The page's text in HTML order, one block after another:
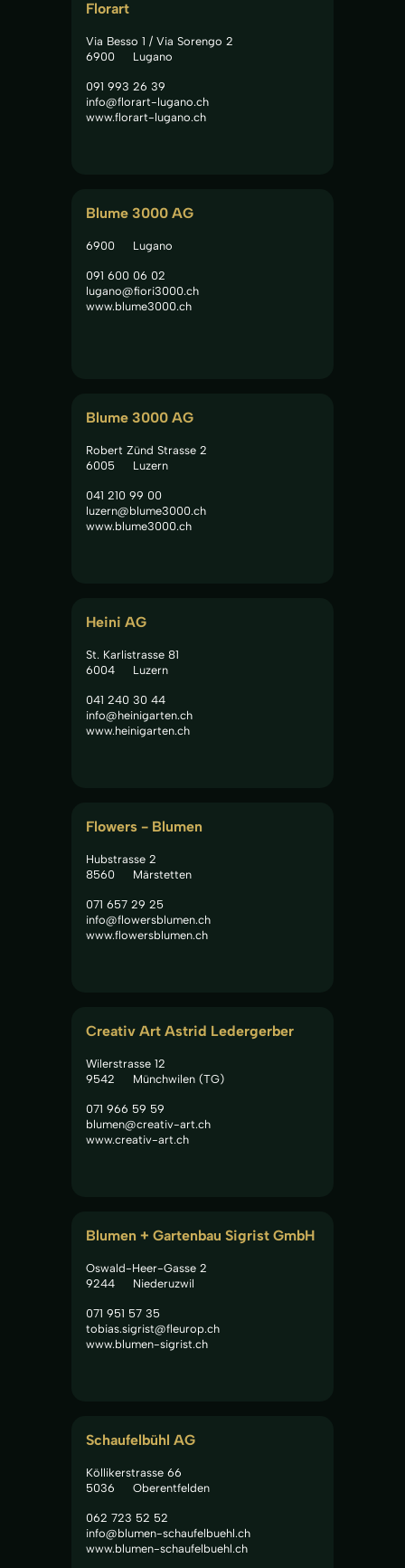
Florart
Via Besso 1 / Via Sorengo 2
6900
Lugano
091 993 26 39
info@florart-lugano.ch
www.florart-lugano.ch
Blume 3000 AG
6900 Lugano
091 600 06 02
lugano@fiori3000.ch
www.blume3000.ch
Blume 3000 AG
Robert Zünd Strasse 2
6005
Luzern
041 210 99 00
luzern@blume3000.ch
www.blume3000.ch
Heini AG
St. Karlistrasse 81
6004
Luzern
041 240 30 44
info@heinigarten.ch
www.heinigarten.ch
Flowers - Blumen
Hubstrasse 2
8560
Märstetten
071 657 29 25
info@flowersblumen.ch
www.flowersblumen.ch
Creativ Art Astrid Ledergerber
Wilerstrasse 12
9542
Münchwilen (TG)
071 966 59 59
blumen@creativ-art.ch
www.creativ-art.ch
Blumen + Gartenbau Sigrist GmbH
Oswald-Heer-Gasse 2
9244
Niederuzwil
071 951 57 35
tobias.sigrist@fleurop.ch
www.blumen-sigrist.ch
Schaufelbühl AG
Köllikerstrasse 66
5036
Oberentfelden
062 723 52 52
info@blumen-schaufelbuehl.ch
www.blumen-schaufelbuehl.ch